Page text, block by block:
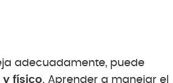
adecuadamente, puede
físico. Aprender a manejar el